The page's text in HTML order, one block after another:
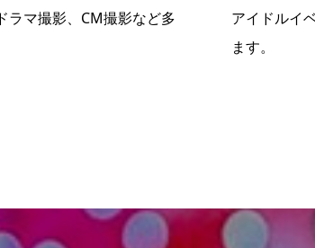
ラマ撮影、CM撮影など多
アイドルイ
ます。